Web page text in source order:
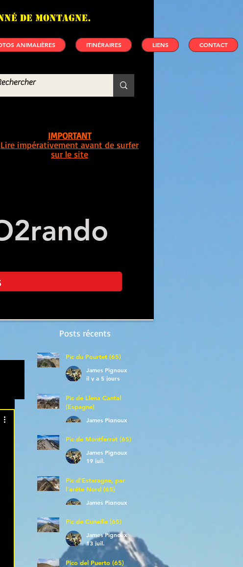
de montagne.
ANIMALIÈRES ITINÉRAIRES LIENS CONTACT
IMPORTANT
Lire impérativement avant de surfer
sur le site
2rando
Posts récents
Pic du Pourtet (65)
James Pignoux
il y a 5 jours
Pic de Llena Cantal
(Espagne)
James Pignoux
Pic de Montferrat (65)
James Pignoux
19 juil.
Pic d'Estaragne, par
l'arête Nord (65)
James Pignoux
Pic de Cuneille (65)
James Pignoux
13 juil.
Pico del Puerto (65)